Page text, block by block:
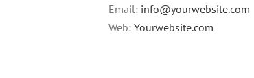
Email: info@yourwebsite.com
Web: Yourwebsite.com